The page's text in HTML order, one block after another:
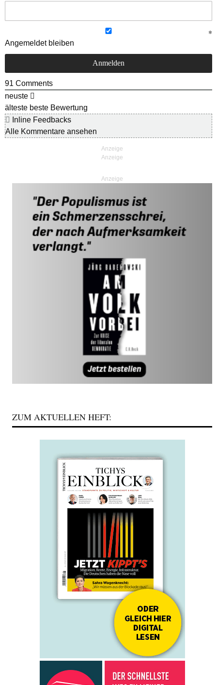
Angemeldet bleiben
91 Comments
neuste
älteste beste Bewertung
Inline Feedbacks
Alle Kommentare ansehen
Anzeige
ZUM AKTUELLEN HEFT: